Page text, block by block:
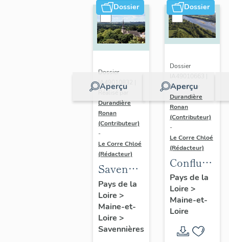
Dossier
Aperçu
Dossier
IA49010832 |
Réalisé par
Durandière
Ronan
(Contributeur)
-
Le Corre Chloé
(Rédacteur)
Savennières
:
présentation
de la
commune
Pays de la
Loire >
Maine-et-
Loire >
Savennières
Dossier
Aperçu
Dossier
Réalisé par
Durandière
Ronan
(Contributeur)
-
Le Corre Chloé
(Rédacteur)
Confluence
Maine-
Loire :
d'étude
Pays de la
Loire >
Maine-et-
Loire